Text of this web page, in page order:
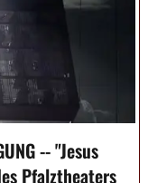
-- "Jesus
Pfalztheaters